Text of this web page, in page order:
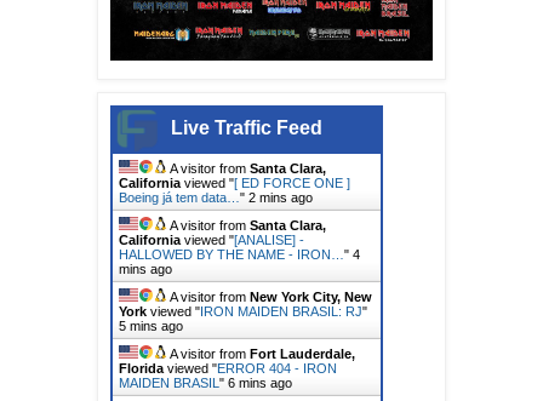
Live Traffic Feed
A visitor from Santa Clara,
California viewed "[ ED FORCE ONE ]
Boeing já tem data… " 2 mins ago
A visitor from Santa Clara,
California viewed "[ANALISE] -
HALLOWED BY THE NAME - IRON… " 4
mins ago
A visitor from New York City, New
York viewed "IRON MAIDEN BRASIL: RJ"
5 mins ago
A visitor from Fort Lauderdale,
Florida viewed "ERROR 404 - IRON
MAIDEN BRASIL " 6 mins ago